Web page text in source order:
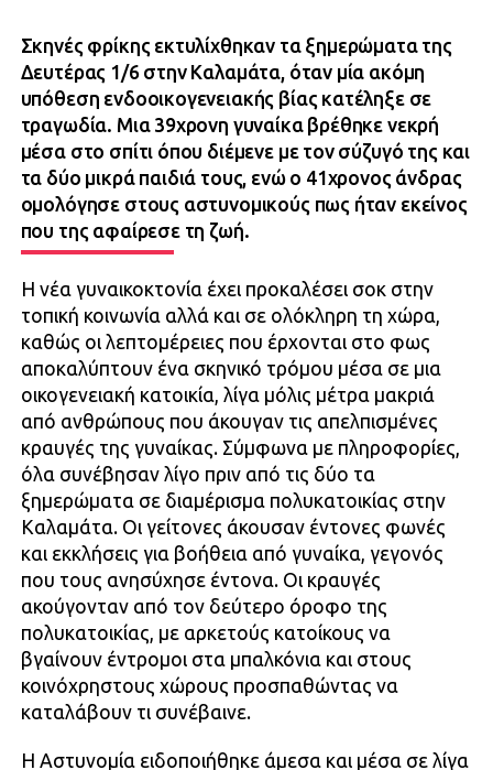
Σκηνές φρίκης εκτυλίχθηκαν τα ξημερώματα της
Δευτέρας 1/6 στην Καλαμάτα, όταν μία ακόμη
υπόθεση ενδοοικογενειακής βίας κατέληξε σε
τραγωδία. Μια 39χρονη γυναίκα βρέθηκε νεκρή
μέσα στο σπίτι όπου διέμενε με τον σύζυγό της και
τα δύο μικρά παιδιά τους, ενώ ο 41χρονος άνδρας
ομολόγησε στους αστυνομικούς πως ήταν εκείνος
που της αφαίρεσε τη ζωή.
Η νέα γυναικοκτονία έχει προκαλέσει σοκ στην
τοπική κοινωνία αλλά και σε ολόκληρη τη χώρα,
καθώς οι λεπτομέρειες που έρχονται στο φως
αποκαλύπτουν ένα σκηνικό τρόμου μέσα σε μια
οικογενειακή κατοικία, λίγα μόλις μέτρα μακριά
από ανθρώπους που άκουγαν τις απελπισμένες
κραυγές της γυναίκας. Σύμφωνα με πληροφορίες,
όλα συνέβησαν λίγο πριν από τις δύο τα
ξημερώματα σε διαμέρισμα πολυκατοικίας στην
Καλαμάτα. Οι γείτονες άκουσαν έντονες φωνές
και εκκλήσεις για βοήθεια από γυναίκα, γεγονός
που τους ανησύχησε έντονα. Οι κραυγές
ακούγονταν από τον δεύτερο όροφο της
πολυκατοικίας, με αρκετούς κατοίκους να
βγαίνουν έντρομοι στα μπαλκόνια και στους
κοινόχρηστους χώρους προσπαθώντας να
καταλάβουν τι συνέβαινε.
Η Αστυνομία ειδοποιήθηκε άμεσα και μέσα σε λίγα